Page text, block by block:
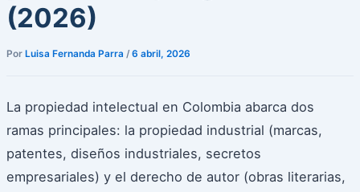
(2026)
Por Luisa Fernanda Parra / 6 abril, 2026
La propiedad intelectual en Colombia abarca dos
ramas principales: la propiedad industrial (marcas,
patentes, diseños industriales, secretos
empresariales) y el derecho de autor (obras literarias,